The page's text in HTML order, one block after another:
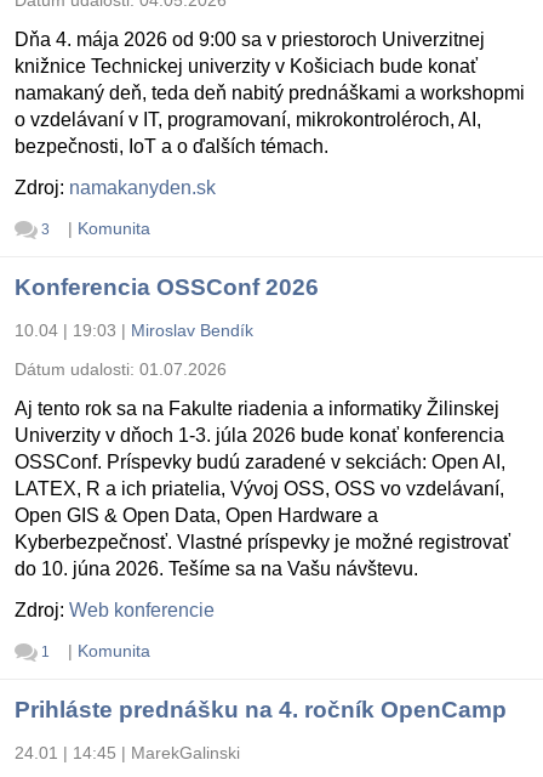
Dňa 4. mája 2026 od 9:00 sa v priestoroch Univerzitnej
knižnice Technickej univerzity v Košiciach bude konať
namakaný deň, teda deň nabitý prednáškami a workshopmi
o vzdelávaní v IT, programovaní, mikrokontroléroch, AI,
bezpečnosti, IoT a o ďalších témach.
Zdroj: namakanyden.sk
3 | Komunita
Konferencia OSSConf 2026
10.04 | 19:03 | Miroslav Bendík
Dátum udalosti: 01.07.2026
Aj tento rok sa na Fakulte riadenia a informatiky Žilinskej
Univerzity v dňoch 1-3. júla 2026 bude konať konferencia
OSSConf. Príspevky budú zaradené v sekciách: Open AI,
LATEX, R a ich priatelia, Vývoj OSS, OSS vo vzdelávaní,
Open GIS & Open Data, Open Hardware a
Kyberbezpečnosť. Vlastné príspevky je možné registrovať
do 10. júna 2026. Tešíme sa na Vašu návštevu.
Zdroj: Web konferencie
1 | Komunita
Prihláste prednášku na 4. ročník OpenCamp
24.01 | 14:45 | MarekGalinski